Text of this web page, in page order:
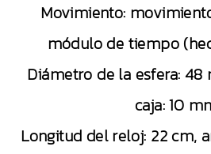
Movimiento:
módulo de tiempo
Diámetro de la esfera: 48
caja: 10
Longitud del reloj: 22 cm,